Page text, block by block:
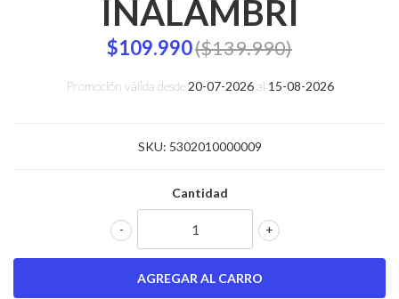
INALAMBRI
$109.990($139.990)
Promoción válida desde20-07-2026al 15-08-2026
SKU: 5302010000009
Cantidad
+
-